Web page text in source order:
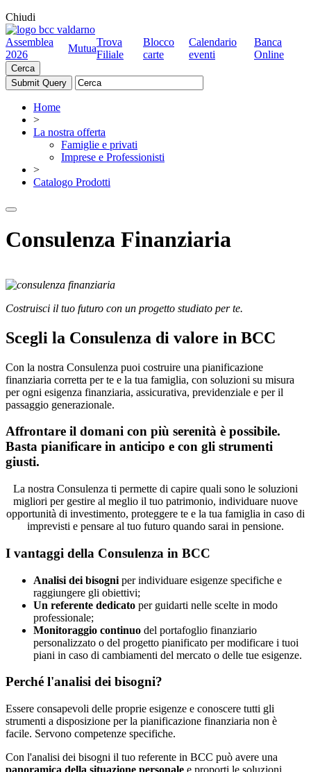
Chiudi
Assemblea
2026
Mutua
Trova
Filiale
Blocco
carte
Calendario
eventi
Banca
Online
Cerca
Home
>
La nostra offerta
Famiglie e privati
Imprese e Professionisti
>
Catalogo Prodotti
Consulenza Finanziaria
Costruisci il tuo futuro con un progetto studiato per te.
Scegli la Consulenza di valore in BCC
Con la nostra Consulenza puoi costruire una pianificazione
finanziaria corretta per te e la tua famiglia, con soluzioni su misura
per ogni esigenza finanziaria, assicurativa, previdenziale e per il
passaggio generazionale.
Affrontare il domani con più serenità è possibile.
Basta pianificare in anticipo e con gli strumenti
giusti.
La nostra Consulenza ti permette di capire quali sono le soluzioni
migliori per gestire al meglio il tuo patrimonio, individuare nuove
opportunità di investimento, proteggere te e la tua famiglia in caso di
imprevisti e pensare al tuo futuro quando sarai in pensione.
I vantaggi della Consulenza in BCC
Analisi dei bisogni per individuare esigenze specifiche e
raggiungere gli obiettivi;
Un referente dedicato per guidarti nelle scelte in modo
professionale;
Monitoraggio continuo del portafoglio finanziario
personalizzato o del progetto pianificato per modificare i tuoi
piani in caso di cambiamenti del mercato o delle tue esigenze.
Perché l'analisi dei bisogni?
Essere consapevoli delle proprie esigenze e conoscere tutti gli
strumenti a disposizione per la pianificazione finanziaria non è
facile. Servono competenze specifiche.
Con l'analisi dei bisogni il tuo referente in BCC può avere una
panoramica della situazione personale e proporti le soluzioni